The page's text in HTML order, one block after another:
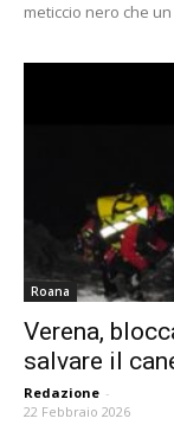
meticcio nero che
Roana
Verena,
salvare il
Redazione -
22 Febbraio 2026